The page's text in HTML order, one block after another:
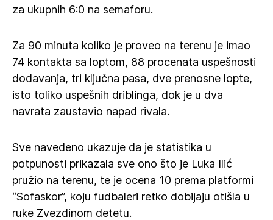
za ukupnih 6:0 na semaforu.
Za 90 minuta koliko je proveo na terenu je imao
74 kontakta sa loptom, 88 procenata uspešnosti
dodavanja, tri ključna pasa, dve prenosne lopte,
isto toliko uspešnih driblinga, dok je u dva
navrata zaustavio napad rivala.
Sve navedeno ukazuje da je statistika u
potpunosti prikazala sve ono što je Luka Ilić
pružio na terenu, te je ocena 10 prema platformi
“Sofaskor”, koju fudbaleri retko dobijaju otišla u
ruke Zvezdinom detetu.